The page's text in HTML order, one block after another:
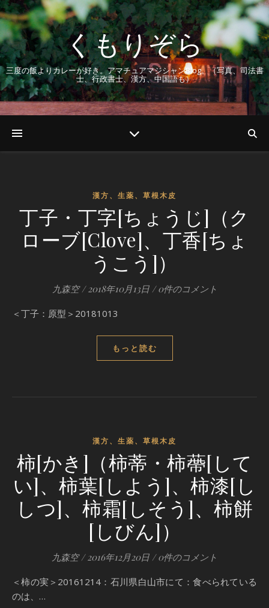
くもりぞら
三度の飯よりカレーが好き。アマチュアマジシャンBlog。（写真、司法書
士、行政書士、漢方、中国語も）
漢方、生薬、草根木皮
丁子・丁字[ちょうじ]（ク
ローブ[Clove]、丁香[ちょ
うこう]）
九森空 / 2018年10月13日 / 0件のコメント
＜丁子：原型＞20181013
もっと読む
漢方、生薬、草根木皮
柿[かき]（柿蒂・柿蔕[して
い]、柿葉[しよう]、柿漆[し
しつ]、柿霜[しそう]、柿餅
[しびん]）
九森空 / 2016年12月20日 / 0件のコメント
＜柿の実＞20161214：石川県白山市にて：食べられている
のは、…